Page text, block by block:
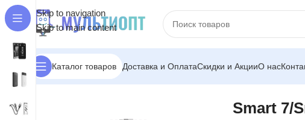
Skip to navigation
Skip to main content
Каталог товаров Доставка и ОплатаСкидки и АкцииО нас
Smart 7/